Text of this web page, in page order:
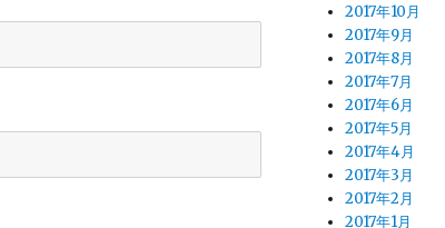
2017年10月
2017年9月
2017年8月
2017年7月
2017年6月
2017年5月
2017年4月
2017年3月
2017年2月
2017年1月